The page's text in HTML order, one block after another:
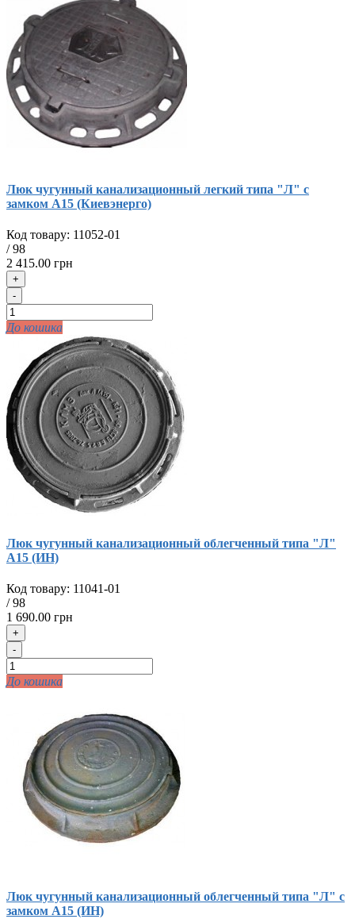
Люк чугунный канализационный легкий типа "Л" с
замком А15 (Киевэнерго)
Код товару: 11052-01
/98
2 415.00 грн
+
-
До кошика
Люк чугунный канализационный облегченный типа "Л"
А15 (ИН)
Код товару: 11041-01
/98
1 690.00 грн
+
-
До кошика
Люк чугунный канализационный облегченный типа "Л" с
замком А15 (ИН)